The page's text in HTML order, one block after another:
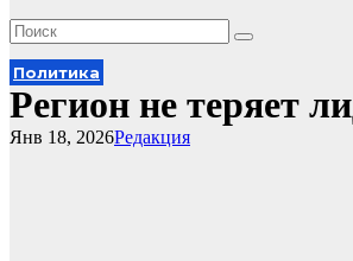
Политика
Регион не теряет
Редакция
Янв 18, 2026